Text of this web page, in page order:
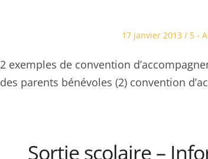
Posted
17 janvier 2013 5 -
2 exemples de convention
des parents bénévoles (2) convention
Sortie scolaire –